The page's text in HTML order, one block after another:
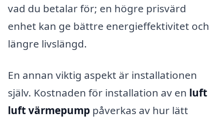
vad du betalar för; en högre prisvärd
enhet kan ge bättre energieffektivitet och
längre livslängd.
En annan viktig aspekt är installationen
själv. Kostnaden för installation av en luft
luft värmepump påverkas av hur lätt